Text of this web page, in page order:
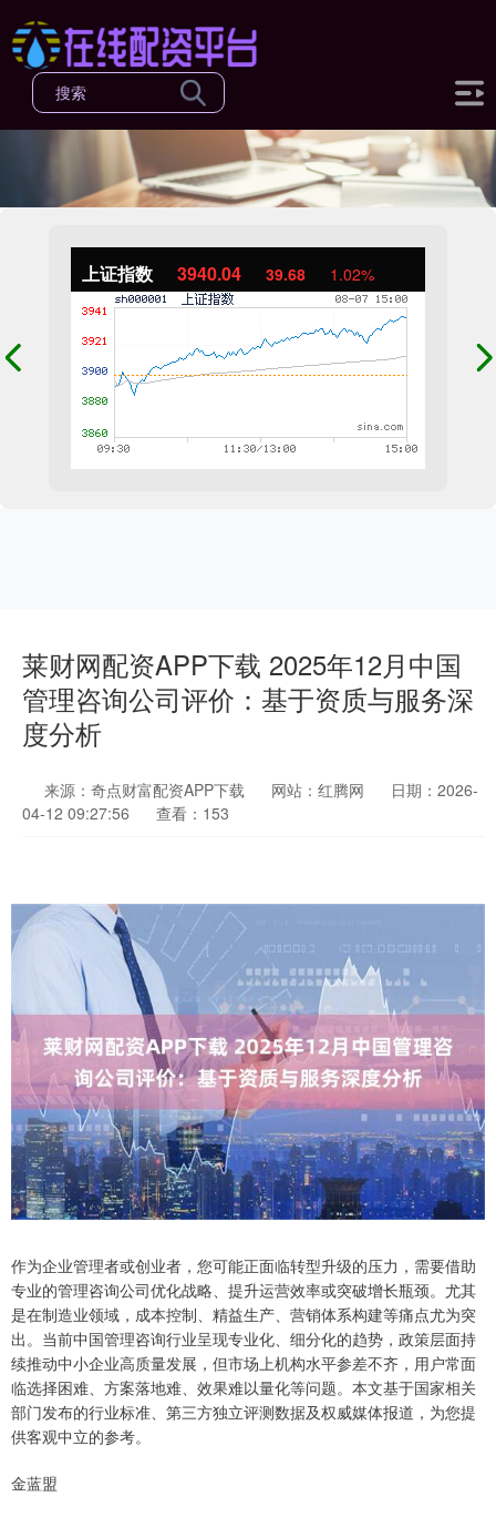
上证指数 3940.04 39.68 1.02%
莱财网配资APP下载 2025年12月中国
管理咨询公司评价：基于资质与服务深
度分析
来源：奇点财富配资APP下载 网站：红腾网
日期：2026-
04-12 09:27:56
查看：153
作为企业管理者或创业者，您可能正面临转型升级的压力，需要借助
专业的管理咨询公司优化战略、提升运营效率或突破增长瓶颈。尤其
是在制造业领域，成本控制、精益生产、营销体系构建等痛点尤为突
出。当前中国管理咨询行业呈现专业化、细分化的趋势，政策层面持
续推动中小企业高质量发展，但市场上机构水平参差不齐，用户常面
临选择困难、方案落地难、效果难以量化等问题。本文基于国家相关
部门发布的行业标准、第三方独立评测数据及权威媒体报道，为您提
供客观中立的参考。
金蓝盟